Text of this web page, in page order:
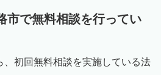
市で無料相談を行ってい
、初回無料相談を実施している法